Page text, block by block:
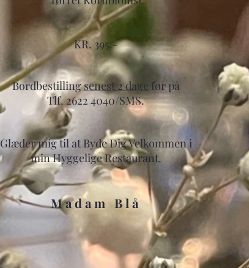
KR. 395,-
Bordbestillingsenest 2 dage før på
Tlf. 2622 4040/SMS.
Glæder mig til at Byde Dig Velkommen i
min Hyggelige Restaurant.
Ma d a m B l å